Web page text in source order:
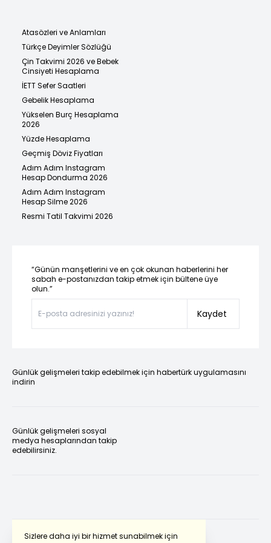
Sizlere daha iyi bir hizmet sunabilmek için
Atasözleri ve Anlamları
Türkçe Deyimler Sözlüğü
Çin Takvimi 2026 ve Bebek
Cinsiyeti Hesaplama
İETT Sefer Saatleri
Gebelik Hesaplama
Yükselen Burç Hesaplama
2026
Yüzde Hesaplama
Geçmiş Döviz Fiyatları
Adım Adım Instagram
Hesap Dondurma 2026
Adım Adım Instagram
Hesap Silme 2026
Resmi Tatil Takvimi 2026
“Günün manşetlerini ve en çok okunan haberlerini her
sabah e-postanızdan takip etmek için bültene üye
olun.”
Kaydet
Günlük gelişmeleri takip edebilmek için habertürk uygulamasını
indirin
Günlük gelişmeleri sosyal
medya hesaplarından takip
edebilirsiniz.